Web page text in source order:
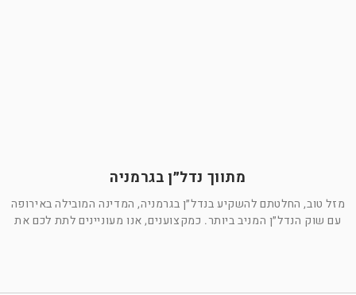
מתווך נדל״ן בגרמניה
מזל טוב, החלטתם להשקיע בנדל״ן בגרמניה, המדינה המובילה באירופה
עם שוק הנדל״ן המניב ביותר. כמקצוענים, אנו מעוניינים לתת לכם את